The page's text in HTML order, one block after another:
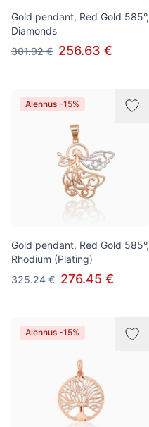
Gold pendant, Red Gold 585°,
Diamonds
301.92 € 256.63 €
Alennus -15%
Gold pendant, Red Gold 585°,
Rhodium (Plating)
325.24 € 276.45 €
Alennus -15%